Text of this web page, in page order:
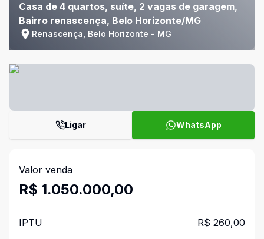
Casa de 4 quartos, suíte, 2 vagas de garagem,
Bairro renascença, Belo Horizonte/MG
Renascença, Belo Horizonte - MG
Ligar WhatsApp
Valor venda
R$ 1.050.000,00
IPTU R$ 260,00